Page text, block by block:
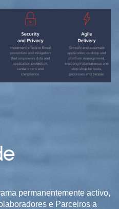
permanentemente activo,
e Parceiros a